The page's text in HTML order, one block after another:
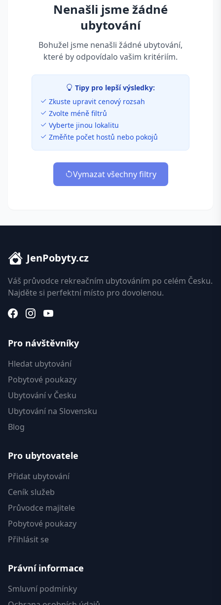
Nenašli jsme žádné
ubytování
Bohužel jsme nenašli žádné ubytování,
které by odpovídalo vašim kritériím.
Tipy pro lepší výsledky:
Zkuste upravit cenový rozsah
Zvolte méně filtrů
Vyberte jinou lokalitu
Změňte počet hostů nebo pokojů
Vymazat všechny filtry
JenPobyty.cz
Váš průvodce rekreačním ubytováním po celém Česku.
Najděte si perfektní místo pro dovolenou.
Pro návštěvníky
Hledat ubytování
Pobytové poukazy
Ubytování v Česku
Ubytování na Slovensku
Blog
Pro ubytovatele
Přidat ubytování
Ceník služeb
Průvodce majitele
Pobytové poukazy
Přihlásit se
Právní informace
Smluvní podmínky